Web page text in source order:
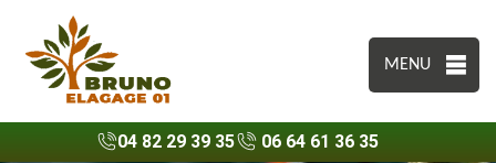
MENU
04 82 29 39 35 06 64 61 36 35